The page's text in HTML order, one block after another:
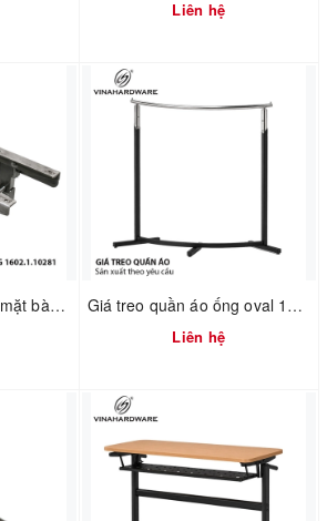
Liên hệ
Bộ phụ kiện gấp gọn mặt bàn training 1602.1.10281 Giá treo quần áo ống oval 1900.1.13506
Liên hệ